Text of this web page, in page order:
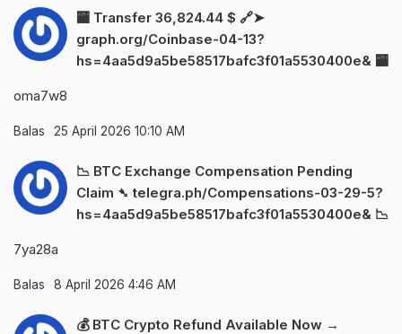
🏧 Transfer 36,824.44 $ 🔗➤
graph.org/Coinbase-04-13?
hs=4aa5d9a5be58517bafc3f01a5530400e& 🏧
oma7w8
Balas 25 April 2026 10:10 AM
📉 BTC Exchange Compensation Pending
Claim ➴ telegra.ph/Compensations-03-29-5?
hs=4aa5d9a5be58517bafc3f01a5530400e& 📉
7ya28a
Balas 8 April 2026 4:46 AM
💰 BTC Crypto Refund Available Now →